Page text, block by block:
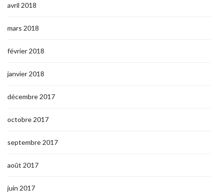
avril 2018
mars 2018
février 2018
janvier 2018
décembre 2017
octobre 2017
septembre 2017
août 2017
juin 2017